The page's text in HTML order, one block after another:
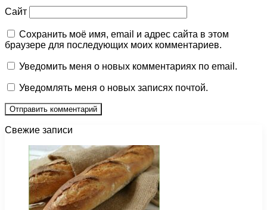
Сайт
Сохранить моё имя, email и адрес сайта в этом
браузере для последующих моих комментариев.
Уведомить меня о новых комментариях по email.
Уведомлять меня о новых записях почтой.
Свежие записи